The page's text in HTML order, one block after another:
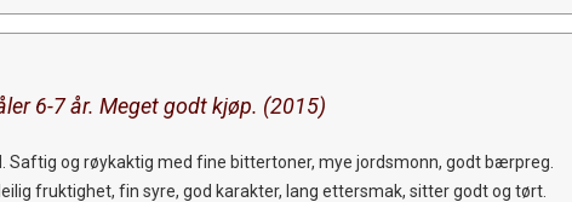
6-7 år. Meget godt kjøp. (2015)
Saftig og røykaktig med fine bittertoner, mye jordsmonn, godt bærpreg.
fruktighet, fin syre, god karakter, lang ettersmak, sitter godt og tørt.